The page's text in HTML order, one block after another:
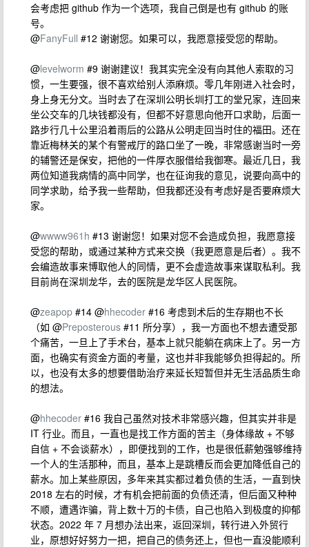
会考虑把 github 作为一个选项，我自己倒是也有 github 的账
号。
@FanyFull #12 谢谢您。如果可以，我愿意接受您的帮助。
@levelworm #9 谢谢建议！我其实完全没有向其他人索取的习
惯，一生要强，很不喜欢给别人添麻烦。零几年刚进入社会时，
身上身无分文。当时去了在深圳公明长圳打工的堂兄家，连回来
坐公交车的几块钱都没有，但都不好意思向他开口求助，后面一
路步行几十公里沿着雨后的公路从公明走回当时住的福田。还在
靠近梅林关的某个有警戒厅的路口坐了一晚，非常感谢当时一旁
的辅警还是保安，把他的一件厚衣服借给我御寒。最近几日，我
两位知道我病情的高中同学，也在征询我的意见，说要向高中的
同学求助，给予我一些帮助，但我都还没有考虑好是否要麻烦大
家。
@wwww961h #13 谢谢您！如果对您不会造成负担，我愿意接
受您的帮助，或通过某种方式来交换（我更愿意是后者）。我不
会编造故事来博取他人的同情，更不会虚造故事来谋取私利。我
目前尚在深圳龙华，去的医院是龙华区人民医院。
@zeapop #14 @hhecoder #16 考虑到术后的生存期也不长
（如 @Preposterous #11 所分享），我一方面也不想去遭受那
个痛苦，一旦上了手术台，基本上就只能躺在病床上了。另一方
面，也确实有资金方面的考量，这也并非我能够负担得起的。所
以，也没有太多的想要借助治疗来延长短暂但并无生活品质生命
的想法。
@hhecoder #16 我自己虽然对技术非常感兴趣，但其实并非是
IT 行业。而且，一直也是找工作方面的苦主（身体缘故 + 不够
自信 + 不会谈薪水），即便找到的工作，也是很低薪勉强够维持
一个人的生活那种，而且，基本上是跳槽反而会更加降低自己的
薪水。加上某些原因，多年来其实都过着负债的生活，一直到快
2018 左右的时候，才有机会把前面的负债还清，但后面又种种
不顺，遭遇诈骗，背上数十万的卡债，自己也陷入到极度的抑郁
状态。2022 年 7 月想办法出来，返回深圳，转行进入外贸行
业，原想好好努力一把，把自己的债务还上，但也一直没能顺利